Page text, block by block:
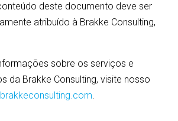
deste documento deve ser
atribuído à Brakke Consulting,
sobre os serviços e
da Brakke Consulting, visite nosso
.